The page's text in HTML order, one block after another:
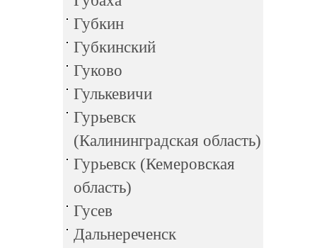
Губкин
Губкинский
Гуково
Гулькевичи
Гурьевск
(Калининградская область)
Гурьевск (Кемеровская
область)
Гусев
Дальнереченск